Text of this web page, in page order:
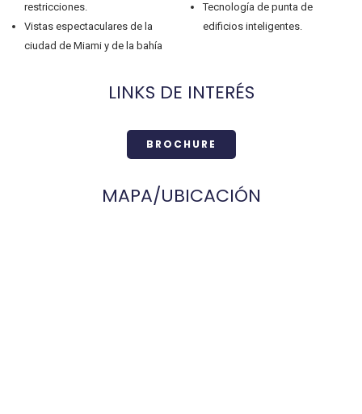
restricciones.
Vistas espectaculares de la
ciudad de Miami y de la bahía
Tecnología de punta de
edificios inteligentes.
LINKS DE INTERÉS
BROCHURE
MAPA/UBICACIÓN